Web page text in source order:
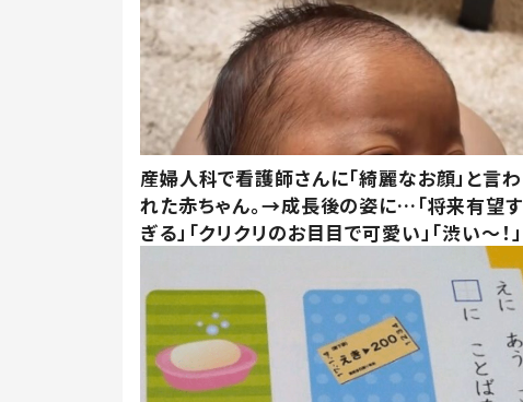
産婦人科で看護師さんに「綺麗なお顔」と言わ
れた赤ちゃん。→成長後の姿に…「将来有望す
ぎる」「クリクリのお目目で可愛い」「渋い～！」